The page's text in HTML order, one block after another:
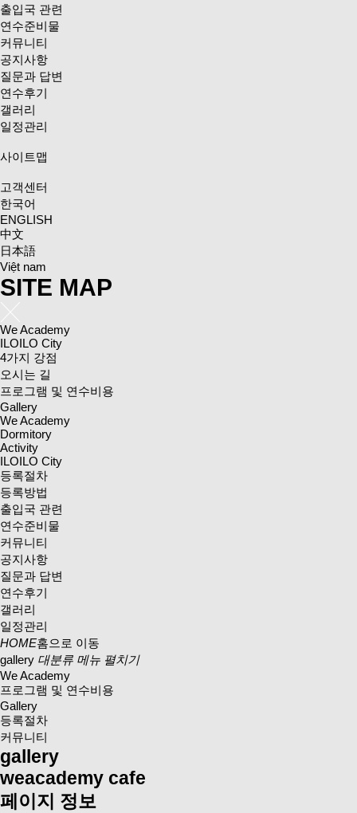
출입국 관련
연수준비물
커뮤니티
공지사항
질문과 답변
연수후기
갤러리
일정관리
사이트맵
고객센터
한국어
ENGLISH
中文
日本語
Việt nam
SITE MAP
We Academy
ILOILO City
4가지 강점
오시는 길
프로그램 및 연수비용
Gallery
We Academy
Dormitory
Activity
ILOILO City
등록절차
등록방법
출입국 관련
연수준비물
커뮤니티
공지사항
질문과 답변
연수후기
갤러리
일정관리
HOME홈으로 이동
gallery 대분류 메뉴 펼치기
We Academy
프로그램 및 연수비용
Gallery
등록절차
커뮤니티
gallery
weacademy cafe
페이지 정보